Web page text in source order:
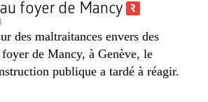
foyer de Mancy
des maltraitances envers des
de Mancy, à Genève, le
publique a tardé à réagir.